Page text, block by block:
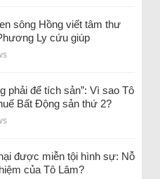
sông Hồng viết tâm thư
Ly cứu giúp
phải để tích sản”: Vì sao Tô
Bất Động sản thứ 2?
được miễn tội hình sự: Nỗ
của Tô Lâm?